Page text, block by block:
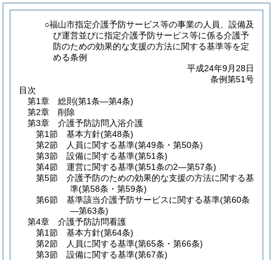
○福山市指定介護予防サービス等の事業の人員、設備及
び運営並びに指定介護予防サービス等に係る介護予
防のための効果的な支援の方法に関する基準等を定
める条例
平成24年9月28日
条例第51号
目次
第1章
総則 (第1条―第4条)
第2章
削除
第3章
介護予防訪問入浴介護
第1節
基本方針(第48条)
第2節
人員に関する基準(第49条・第50条)
第3節
設備に関する基準(第51条)
第4節
運営に関する基準(第51条の2―第57条)
第5節
介護予防のための効果的な支援の方法に関する基
準(第58条・第59条)
第6節
基準該当介護予防サービスに関する基準(第60条
―第63条)
第4章
介護予防訪問看護
第1節
基本方針(第64条)
第2節
人員に関する基準(第65条・第66条)
第3節
設備に関する基準(第67条)